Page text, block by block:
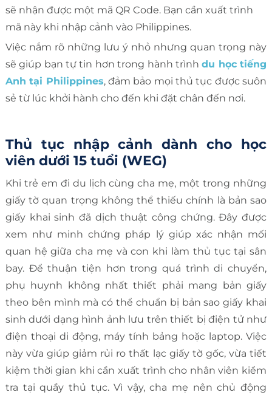
sẽ nhận được một mã QR Code. Bạn cần xuất trình
mã này khi nhập cảnh vào Philippines.
Việc nắm rõ những lưu ý nhỏ nhưng quan trọng này
sẽ giúp bạn tự tin hơn trong hành trìnhdu học tiếng
Anh tại Philippines, đảm bảo mọi thủ tục được suôn
sẻ từ lúc khởi hành cho đến khi đặt chân đến nơi.
Thủ tục nhập cảnh dành cho học
viên dưới 15 tuổi (WEG)
Khi trẻ em đi du lịch cùng cha mẹ, một trong những
giấy tờ quan trọng không thể thiếu chính là bản sao
giấy khai sinh đã dịch thuật công chứng. Đây được
xem như minh chứng pháp lý giúp xác nhận mối
quan hệ giữa cha mẹ và con khi làm thủ tục tại sân
bay. Để thuận tiện hơn trong quá trình di chuyển,
phụ huynh không nhất thiết phải mang bản giấy
theo bên mình mà có thể chuẩn bị bản sao giấy khai
sinh dưới dạng hình ảnh lưu trên thiết bị điện tử như
điện thoại di động, máy tính bảng hoặc laptop. Việc
này vừa giúp giảm rủi ro thất lạc giấy tờ gốc, vừa tiết
kiệm thời gian khi cần xuất trình cho nhân viên kiểm
tra tại quầy thủ tục. Vì vậy, cha mẹ nên chủ động